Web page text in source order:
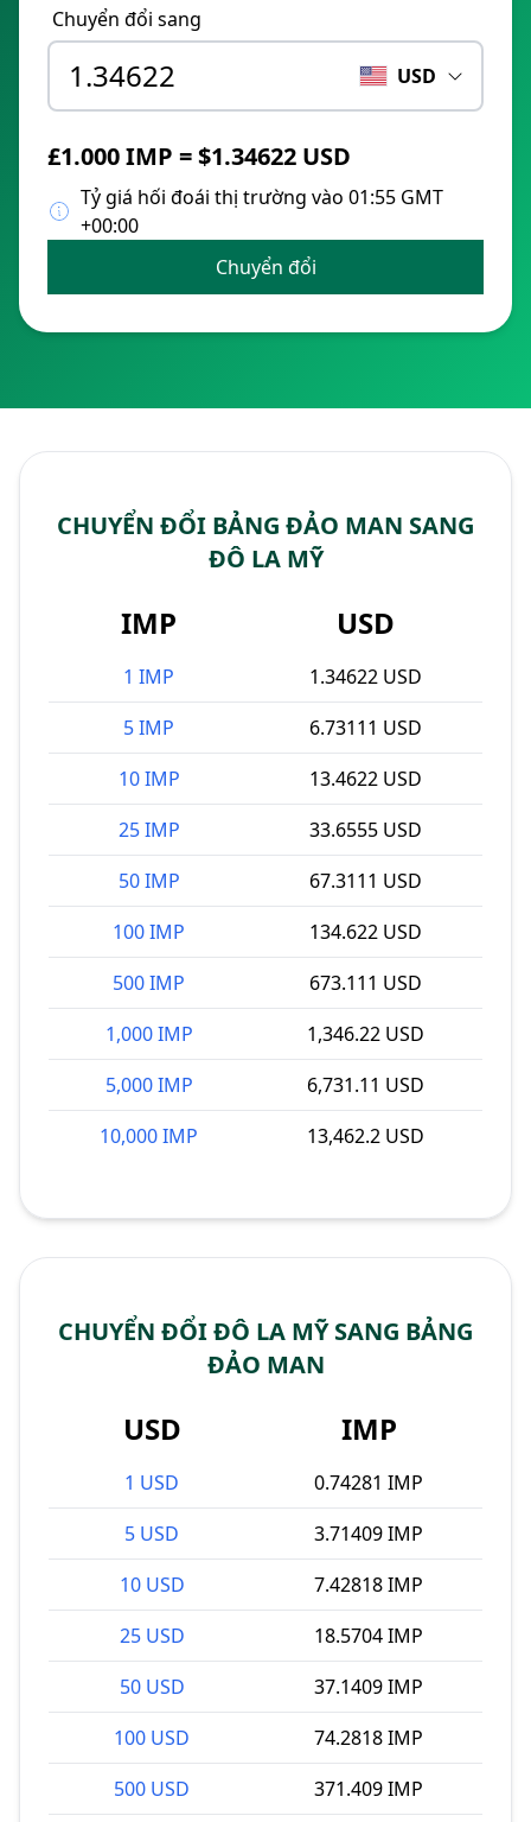
Chuyển đổi sang
USD
£1.000 IMP = $1.34622 USD
Tỷ giá hối đoái thị trường vào 01:55 GMT
+00:00
Chuyển đổi
CHUYỂN ĐỔI BẢNG ĐẢO MAN SANG
ĐÔ LA MỸ
IMP USD
1 IMP
1.34622 USD
5 IMP
6.73111 USD
10 IMP
13.4622 USD
25 IMP
33.6555 USD
50 IMP
67.3111 USD
100 IMP
134.622 USD
500 IMP
673.111 USD
1,000 IMP
1,346.22 USD
5,000 IMP
6,731.11 USD
10,000 IMP
13,462.2 USD
CHUYỂN ĐỔI ĐÔ LA MỸ SANG BẢNG
ĐẢO MAN
USD IMP
1 USD
0.74281 IMP
5 USD
3.71409 IMP
10 USD
7.42818 IMP
25 USD
18.5704 IMP
50 USD
37.1409 IMP
100 USD
74.2818 IMP
500 USD
371.409 IMP